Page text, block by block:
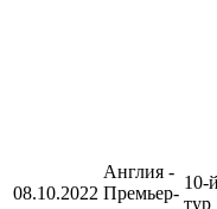
08.10.2022
Англия -
Премьер-
10-й
тур